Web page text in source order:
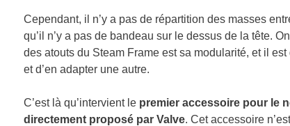
Cependant, il n’y a pas de répartition des masses
qu’il n’y a pas de bandeau sur le dessus de la tête.
des atouts du Steam Frame est sa modularité, et il
et d’en adapter une autre.
C’est là qu’intervient le premier accessoire pour le
directement proposé par Valve. Cet accessoire